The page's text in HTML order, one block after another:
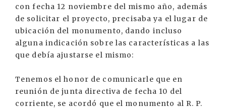
con fecha 12 noviembre del mismo año, además
de solicitar el proyecto, precisaba ya el lugar de
ubicación del monumento, dando incluso
alguna indicación sobre las características a las
que debía ajustarse el mismo:
Tenemos el honor de comunicarle que en
reunión de junta directiva de fecha 10 del
corriente, se acordó que el monumento al R. P.